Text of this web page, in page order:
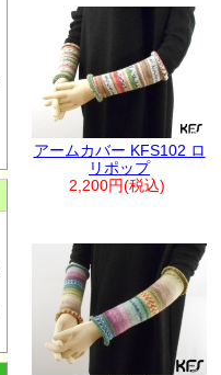
アームカバー KFS102 ロ
リポップ
2,200円(税込)